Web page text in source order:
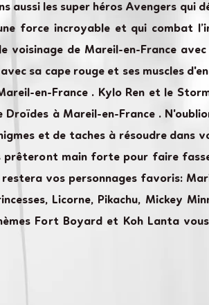
aussi les super héros Avengers qui
force incroyable et qui combat
voisinage de Mareil-en-France
sa cape rouge et ses muscles
en-France . Kylo Ren et le
à Mareil-en-France .
et de taches à résoudre dans
main forte pour faire
vos personnages favoris:
Licorne, Pikachu, Mickey
Fort Boyard et Koh Lanta